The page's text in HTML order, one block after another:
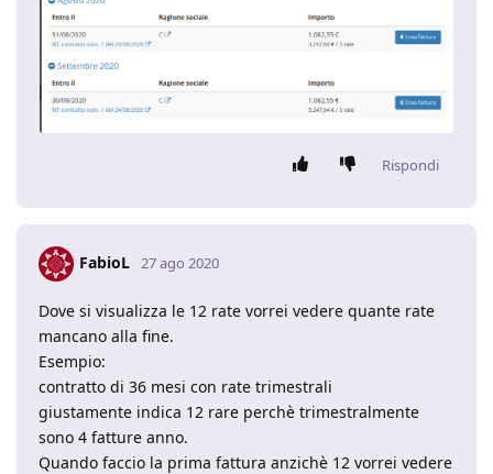
Rispondi
FabioL 27 ago 2020
Dove si visualizza le 12 rate vorrei vedere quante rate
mancano alla fine.
Esempio:
contratto di 36 mesi con rate trimestrali
giustamente indica 12 rare perchè trimestralmente
sono 4 fatture anno.
Quando faccio la prima fattura anzichè 12 vorrei vedere